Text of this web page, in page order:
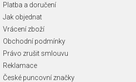
Platba a doručení
Jak objednat
Vrácení zboží
Obchodní podmínky
Právo zrušit smlouvu
Reklamace
České puncovní značky